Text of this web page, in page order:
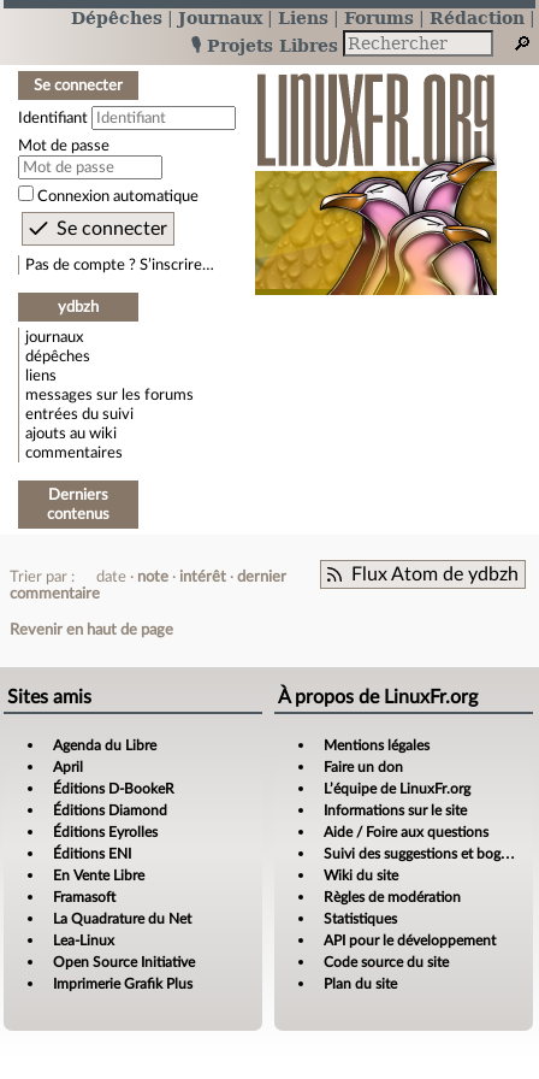
Dépêches Journaux Liens Forums
Rédaction
🎙️ Projets Libres
Se connecter
Identifiant
Mot de passe
Connexion automatique
Pas de compte ? S’inscrire…
ydbzh
journaux
dépêches
liens
messages sur les forums
entrées du suivi
ajouts au wiki
commentaires
Derniers
contenus
Flux Atom de ydbzh
Trier par : date note intérêt
dernier
commentaire
Revenir en haut de page
Sites amis
Agenda du Libre
April
Éditions D-BookeR
Éditions Diamond
Éditions Eyrolles
Éditions ENI
En Vente Libre
Framasoft
La Quadrature du Net
Lea-Linux
Open Source Initiative
Imprimerie Grafik Plus
À propos de LinuxFr.org
Mentions légales
Faire un don
L’équipe de LinuxFr.org
Informations sur le site
Aide / Foire aux questions
Suivi des suggestions et bogues
Wiki du site
Règles de modération
Statistiques
API pour le développement
Code source du site
Plan du site